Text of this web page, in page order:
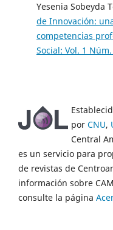
Yesenia Sobeyda
de Innovación:
competencias
Social: Vol. 1
por CNU,
Central
es un servicio para
de revistas de
información sobre
consulte la página